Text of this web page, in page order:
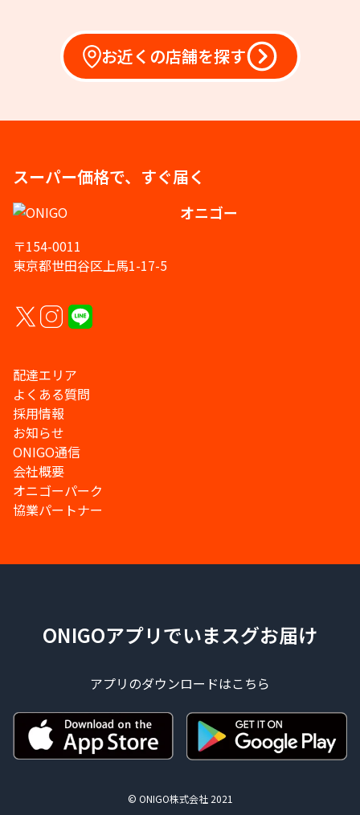
お近くの店舗を探す
スーパー価格で、すぐ届く
オニゴー
〒154-0011
東京都世田谷区上馬1-17-5
配達エリア
よくある質問
採用情報
お知らせ
ONIGO通信
会社概要
オニゴーパーク
協業パートナー
ONIGOアプリでいまスグお届け
アプリのダウンロードはこちら
© ONIGO株式会社 2021